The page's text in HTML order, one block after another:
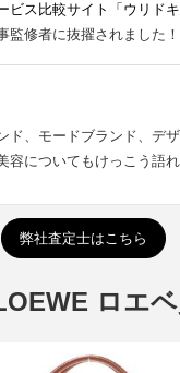
ビス比較サイト「ウリドキ
監修者に抜擢されました！
ド、モードブランド、デ
容についてもけっこう語
弊社査定士はこちら
ロエ